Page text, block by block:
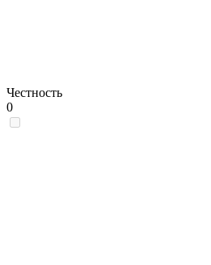
Честность
0